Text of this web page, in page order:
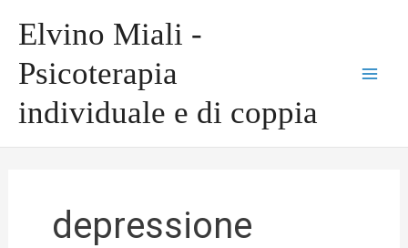
contenuto
Elvino Miali -
Psicoterapia
individuale e di coppia
depressione
a
t
e